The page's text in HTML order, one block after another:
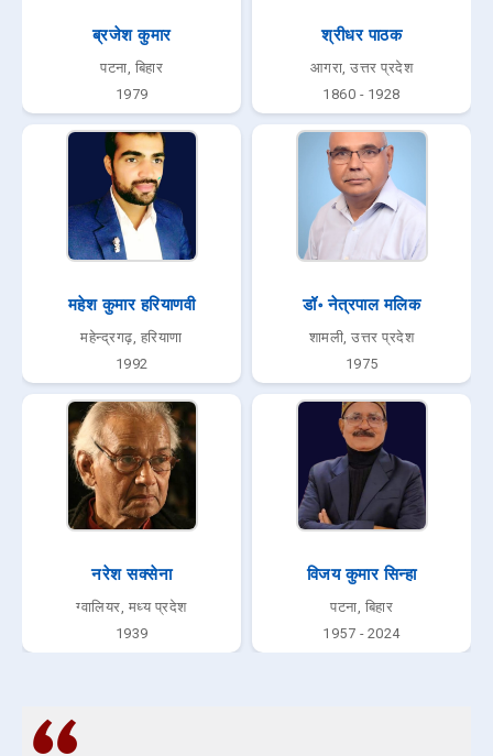
ब्रजेश कुमार
पटना, बिहार
1979
श्रीधर पाठक
आगरा, उत्तर प्रदेश
1860 - 1928
महेश कुमार हरियाणवी
महेन्द्रगढ़, हरियाणा
1992
डॉ॰ नेत्रपाल मलिक
शामली, उत्तर प्रदेश
1975
नरेश सक्सेना
ग्वालियर, मध्य प्रदेश
1939
विजय कुमार सिन्हा
पटना, बिहार
1957 - 2024